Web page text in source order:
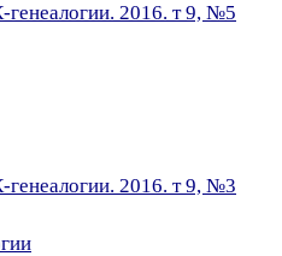
2016. т 9, №5
2016. т 9, №3